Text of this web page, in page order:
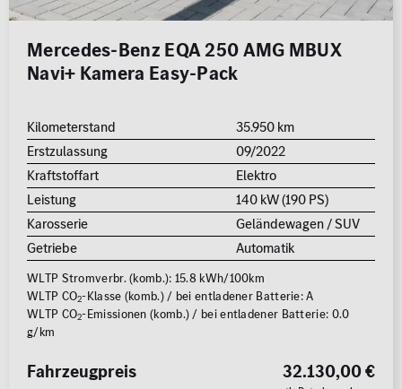
Mercedes-Benz EQA 250 AMG MBUX
Navi+ Kamera Easy-Pack
Kilometerstand
35.950 km
Erstzulassung
09/2022
Kraftstoffart
Elektro
Leistung
140 kW (190 PS)
Karosserie
Geländewagen / SUV
Getriebe
Automatik
WLTP Stromverbr. (komb.): 15.8 kWh/100km
WLTP CO2-Klasse (komb.) / bei entladener Batterie: A
WLTP CO2-Emissionen (komb.) / bei entladener Batterie: 0.0
g/km
32.130,00 €
Fahrzeugpreis